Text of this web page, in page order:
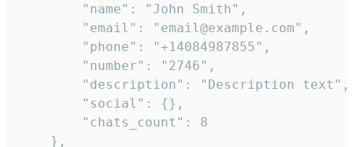
        "name": "John Smith",
        "email": "email@example.com",
        "phone": "+14084987855",
        "number": "2746",
        "description": "Description text",
        "social": {},
        "chats_count": 8
    },